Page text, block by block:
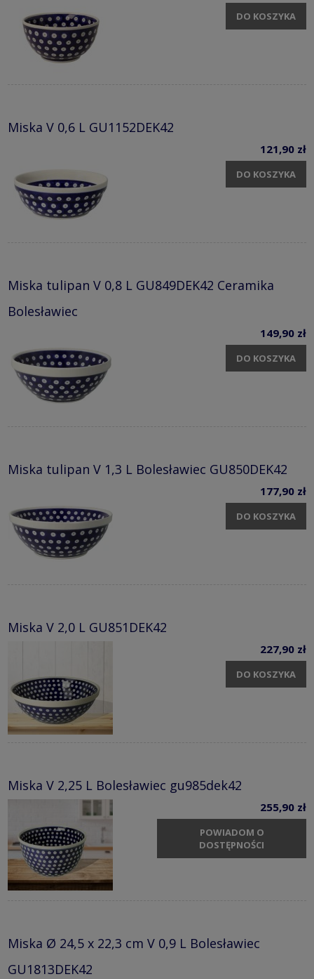
DO KOSZYKA
Miska V 0,6 L GU1152DEK42
121,90 zł
DO KOSZYKA
Miska tulipan V 0,8 L GU849DEK42 Ceramika
Bolesławiec
149,90 zł
DO KOSZYKA
Miska tulipan V 1,3 L Bolesławiec GU850DEK42
177,90 zł
DO KOSZYKA
Miska V 2,0 L GU851DEK42
227,90 zł
DO KOSZYKA
Miska V 2,25 L Bolesławiec gu985dek42
255,90 zł
POWIADOM O
DOSTĘPNOŚCI
Miska Ø 24,5 x 22,3 cm V 0,9 L Bolesławiec
GU1813DEK42